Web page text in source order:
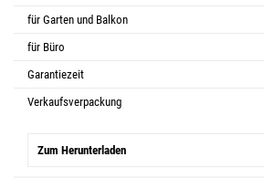
für Garten und Balkon
für Büro
Garantiezeit
Verkaufsverpackung
Zum Herunterladen